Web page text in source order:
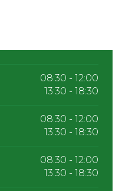
08:30 - 12:00
13:30 - 18:30
08:30 - 12:00
13:30 - 18:30
08:30 - 12:00
13:30 - 18:30